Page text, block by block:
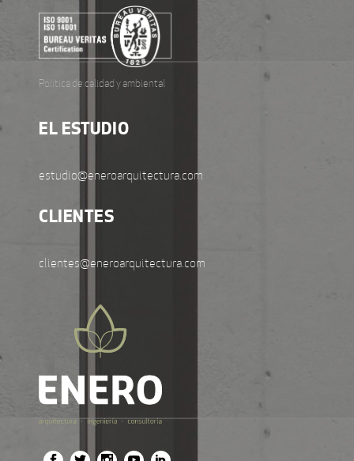
Política de calidad y ambiental
EL ESTUDIO
estudio@eneroarquitectura.com
CLIENTES
clientes@eneroarquitectura.com